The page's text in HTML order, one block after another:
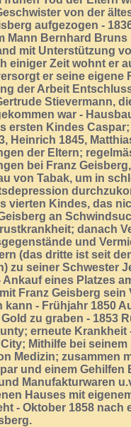
von der
aufgezogen -
Mann Bernhard
mit Unterstützung
einiger Zeit wohnt er
er seine eigene
der Arbeit
Stievermann,
war -
ersten Kindes
Heinrich 1845,
der Eltern;
bei Franz
von Tabak, um in
vierten Kindes, das
an
danach
und
(das dritte ist seit
zu seiner Schwester
Ankauf eines Platzes
Franz Geisberg
kann - Frühjahr 1850
zu graben - 1853
erneute Krankheit
Mithilfe bei
Medizin; zusammen
und einem Gehilfen
Manufakturwaren
Hauses mit
- Oktober 1858